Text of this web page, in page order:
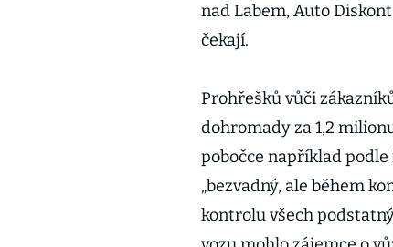
nad Labem, Auto
čekají.
Prohřešků vůči
dohromady za 1,2
pobočce například
„bezvadný, ale během
kontrolu všech